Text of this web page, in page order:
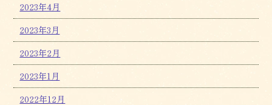
2023年4月
2023年3月
2023年2月
2023年1月
2022年12月